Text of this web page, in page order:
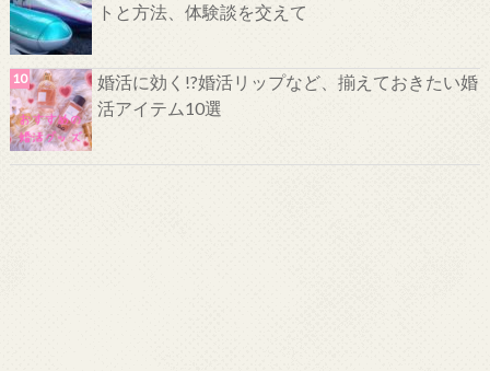
トと方法、体験談を交えて
婚活に効く!?婚活リップなど、揃えておきたい婚
活アイテム10選